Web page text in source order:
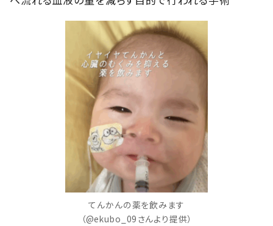
てんかんの薬を飲みます
（@ekubo_09さんより提供）